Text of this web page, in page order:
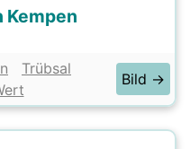
Kempen
Trübsal
Bild →